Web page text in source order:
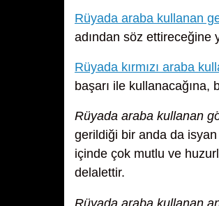
Rüyada araba kullanan
adından söz ettireceğine
Rüyada kırmızı araba
başarı ile
Rüyada araba kullanan
gerildiği bir anda da
içinde çok mutlu ve
delalettir.
Rüyada araba kullanan